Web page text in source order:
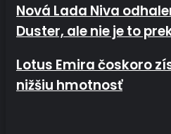
Nová Lada Niva odhalená!
prekapotovaná Dacia
Nová Lada Niva
Duster, ale nie je to
Lotus Emira čoskoro získa viac
Lotus Emira čoskoro
nižšiu hmotnosť